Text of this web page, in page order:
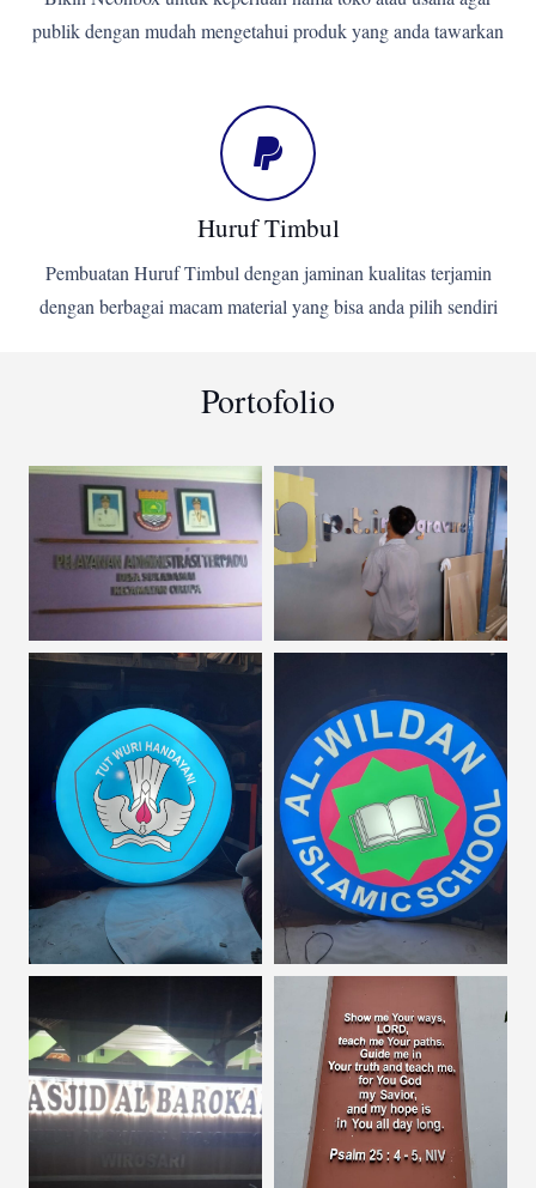
publik dengan mudah mengetahui produk yang anda tawarkan
Huruf Timbul
Pembuatan Huruf Timbul dengan jaminan kualitas terjamin
dengan berbagai macam material yang bisa anda pilih sendiri
Portofolio